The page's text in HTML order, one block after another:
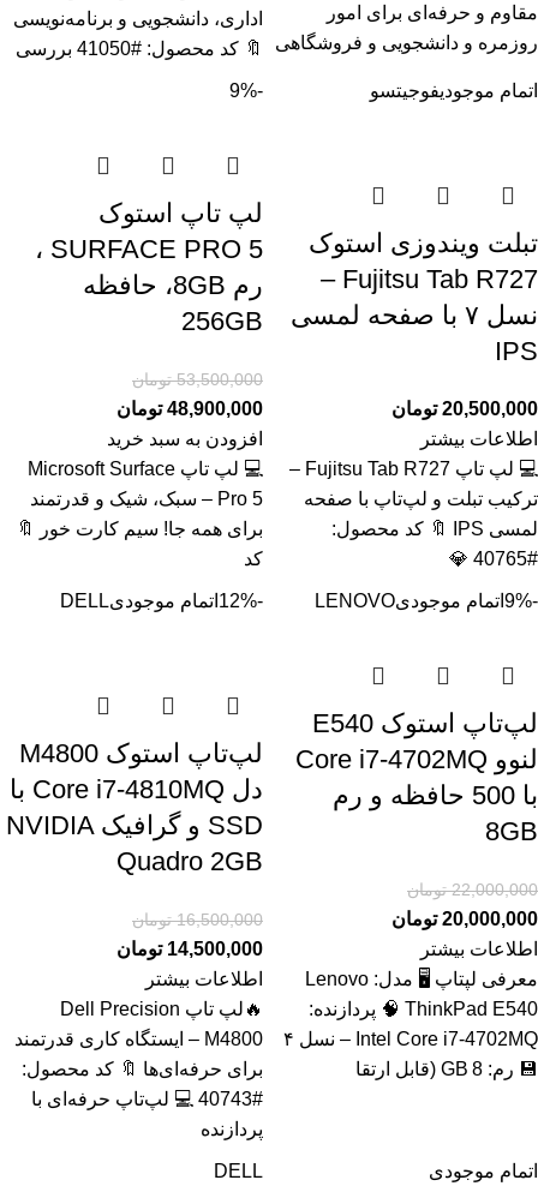
مقاوم و حرفه‌ای برای امور
روزمره و دانشجویی و فروشگاهی
اداری، دانشجویی و برنامه‌نویسی
🔖 کد محصول: #41050 بررسی
اتمام موجودیفوجیتسو
تبلت ویندوزی استوک
Fujitsu Tab R727 –
نسل ۷ با صفحه لمسی
IPS
20,500,000 تومان
اطلاعات بیشتر
💻 لپ تاپ Fujitsu Tab R727 –
ترکیب تبلت و لپ‌تاپ با صفحه
لمسی IPS 🔖 کد محصول:
#40765 💎
-9%
لپ تاپ استوک
SURFACE PRO 5 ،
رم 8GB، حافظه
256GB
53,500,000 تومان
48,900,000 تومان
افزودن به سبد خرید
💻 لپ تاپ Microsoft Surface
Pro 5 – سبک، شیک و قدرتمند
برای همه جا! سیم کارت خور 🔖
کد
-9% اتمام موجودیLENOVO
لپ‌تاپ استوک E540
لنوو Core i7-4702MQ
با 500 حافظه و رم
8GB
22,000,000 تومان
20,000,000 تومان
اطلاعات بیشتر
معرفی لپتاپ 🖥️ مدل: Lenovo
ThinkPad E540 🧠 پردازنده:
Intel Core i7‑4702MQ – نسل ۴
💾 رم: 8 GB (قابل ارتقا
-12% اتمام موجودیDELL
لپ‌تاپ استوک M4800
دل Core i7-4810MQ با
SSD و گرافیک NVIDIA
Quadro 2GB
16,500,000 تومان
14,500,000 تومان
اطلاعات بیشتر
🔥لپ تاپ Dell Precision
M4800 – ایستگاه کاری قدرتمند
برای حرفه‌ای‌ها 🔖 کد محصول:
#40743 💻 لپ‌تاپ حرفه‌ای با
پردازنده
اتمام موجودی DELL